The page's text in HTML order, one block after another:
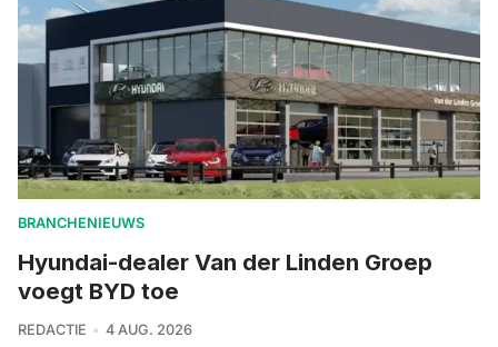
BRANCHENIEUWS
Hyundai-dealer Van der Linden Groep
voegt BYD toe
REDACTIE 4 AUG. 2026